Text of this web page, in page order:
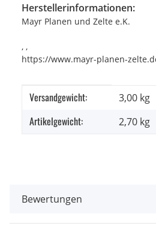
Herstellerinformationen:
Mayr Planen und Zelte e.K.
, ,
https://www.mayr-planen-
Produkteigenschaft
Wert
Versandgewicht: 3,00 kg
Artikelgewicht: 2,70 kg
Bewertungen